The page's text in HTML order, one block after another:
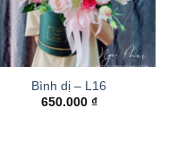
Bình dị – L16
650.000 ₫